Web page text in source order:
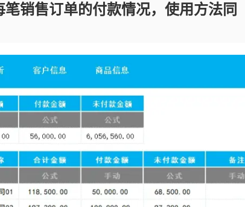
销售订单的付款情况，使用方法同